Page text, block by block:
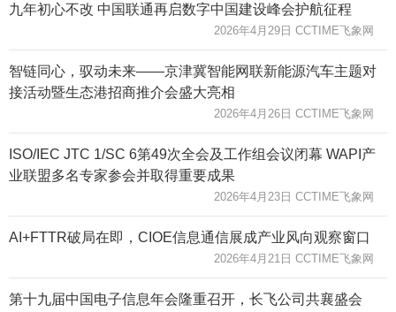
九年初心不改 中国联通再启数字中国建设峰会护航征程
2026年4月29日 CCTIME飞象网
智链同心，驭动未来——京津冀智能网联新能源汽车主题对
接活动暨生态港招商推介会盛大亮相
2026年4月26日 CCTIME飞象网
ISO/IEC JTC 1/SC 6第49次全会及工作组会议闭幕 WAPI产
业联盟多名专家参会并取得重要成果
2026年4月23日 CCTIME飞象网
AI+FTTR破局在即，CIOE信息通信展成产业风向观察窗口
2026年4月21日 CCTIME飞象网
第十九届中国电子信息年会隆重召开，长飞公司共襄盛会